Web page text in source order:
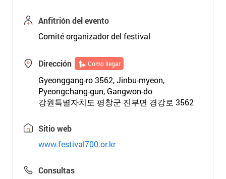
Anfitrión del evento
Comité organizador del festival
Dirección Cómo llegar
Gyeonggang-ro 3562, Jinbu-myeon,
Pyeongchang-gun, Gangwon-do
강원특별자치도 평창군 진부면 경강로 3562
Sitio web
www.festival700.or.kr
Consultas